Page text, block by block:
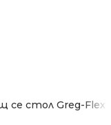
се стол Greg-Flex